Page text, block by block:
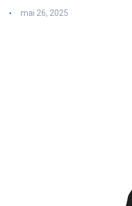
mai 26, 2025